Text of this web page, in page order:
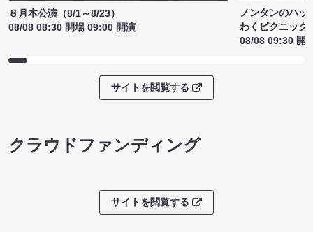
８月本公演（8/1～8/23）
08/08 08:30 開場 09:00 開演
ノンタンのハッ
わくピクニック
08/08 09:30 開
サイトを閲覧する
クラウドファンディング
サイトを閲覧する